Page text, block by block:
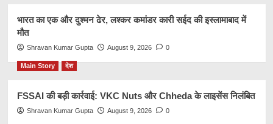
भारत का एक और दुश्मन ढेर, लश्कर कमांडर कारी सईद की इस्लामाबाद में
मौत
Shravan Kumar Gupta August 9, 2026 0
Main Story देश
FSSAI की बड़ी कार्रवाई: VKC Nuts और Chheda के लाइसेंस निलंबित
Shravan Kumar Gupta August 9, 2026 0